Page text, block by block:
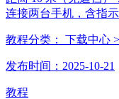
连接两台手机，含指
教程分类： 下载中心
发布时间：2025-10-21
教程